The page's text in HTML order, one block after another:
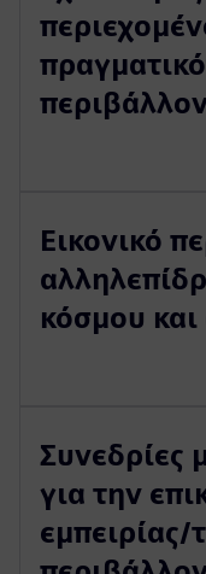
Εικονικό
κόσμου και
Συνεδρίες
για την
εμπειρίας/